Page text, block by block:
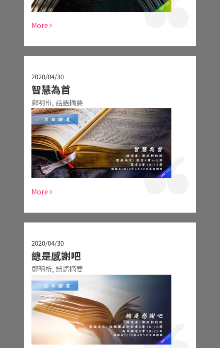
More
2020/04/30
智慧為首
鄭明析, 話語摘要
More
2020/04/30
總是感謝吧
鄭明析, 話語摘要